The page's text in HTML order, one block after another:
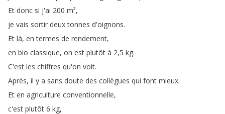
Et donc si j'ai 200 m²,
je vais sortir deux tonnes d'oignons.
Et là, en termes de rendement,
en bio classique, on est plutôt à 2,5 kg.
C'est les chiffres qu'on voit.
Après, il y a sans doute des collègues qui font mieux.
Et en agriculture conventionnelle,
c'est plutôt 6 kg,